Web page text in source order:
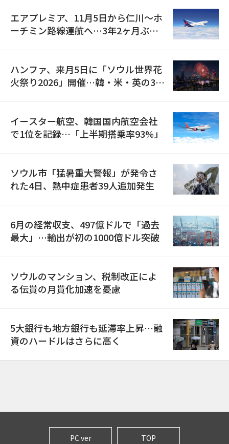
エアプレミア、11月5日から仁川〜ホ
ーチミン路線運航へ…3年2ヶ月ぶり
ハンファ、来月5日に「ソウル世界花
火祭り2026」開催…韓・米・英の3カ
イースター航空、韓国国内航空会社
で1位を記録…「上半期搭乗率93%」
ソウル市「猛暑重大警報」が発令さ
れた4日、熱中症患者39人追加発生
6月の経常収支、497億ドルで「過去
最大」…輸出が初の1000億ドル突破
ソウルのマンション、税制改正によ
る伝貰の月貰化加速を憂慮
5大銀行も地方銀行も延滞率上昇…融
資のハードルはさらに高く
PC ver TOP